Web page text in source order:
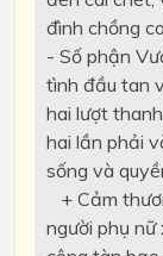
đình chồng
- Số phận
tình đầu tan
hai lượt
hai lần phải
sống và
+ Cảm
người phụ nữ